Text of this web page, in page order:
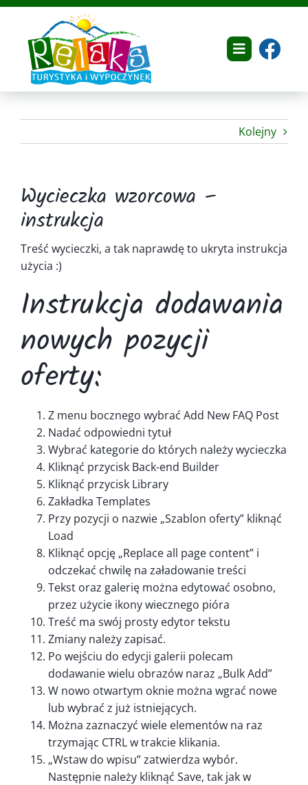
Przejdź
zawartości
Toggle
O nas
Oferta
Galeria
Referencje
Kontakt
Kolejny
Wycieczka wzorcowa –
instrukcja
Treść wycieczki, a tak naprawdę to ukryta instrukcja
użycia :)
Instrukcja dodawania
nowych pozycji
oferty:
Z menu bocznego wybrać Add New FAQ Post
Nadać odpowiedni tytuł
Wybrać kategorie do których należy wycieczka
Kliknąć przycisk Back-end Builder
Kliknąć przycisk Library
Zakładka Templates
Przy pozycji o nazwie „Szablon oferty” kliknąć
Load
Kliknąć opcję „Replace all page content” i
odczekać chwilę na załadowanie treści
Tekst oraz galerię można edytować osobno,
przez użycie ikony wiecznego pióra
Treść ma swój prosty edytor tekstu
Zmiany należy zapisać.
Po wejściu do edycji galerii polecam
dodawanie wielu obrazów naraz „Bulk Add”
W nowo otwartym oknie można wgrać nowe
lub wybrać z już istniejących.
Można zaznaczyć wiele elementów na raz
trzymając CTRL w trakcie klikania.
„Wstaw do wpisu” zatwierdza wybór.
Następnie należy kliknąć Save, tak jak w